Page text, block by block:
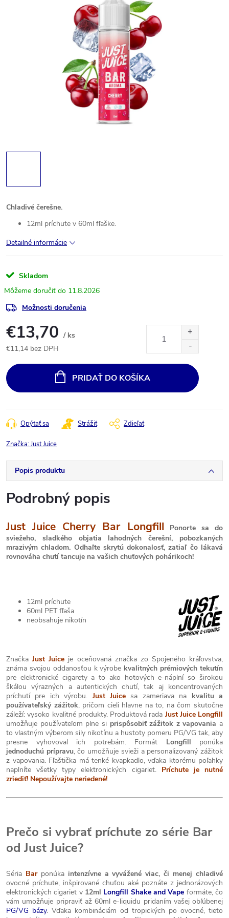
Chladivé čerešne.
12ml príchute v 60ml fľaške.
Detailné informácie
Skladom
11.8.2026
Možnosti doručenia
€13,70 / ks
€11,14 bez DPH
cena:
PRIDAŤ DO KOŠÍKA
Opýtať sa Strážiť Zdieľať
Značka:Just Juice
Popis produktu
Podrobný popis
Just Juice Cherry Bar Longfill Ponorte sa do
sviežeho, sladkého objatia lahodných čerešní, pobozkaných
mrazivým chladom. Odhaľte skrytú dokonalosť, zatiaľ čo lákavá
rovnováha chutí tancuje na vašich chuťových pohárikoch!
12ml príchute
60ml PET fľaša
neobsahuje nikotín
ZnačkaJust Juice je oceňovaná značka zo Spojeného kráľovstva,
známa svojou oddanosťou k výrobe kvalitných prémiových tekutín
pre elektronické cigarety a to ako hotových e-náplní so širokou
škálou výrazných a autentických chutí, tak aj koncentrovaných
príchutí pre ich výrobu. Just Juice sa zameriava na kvalitu a
používateľský zážitok, pričom cieli hlavne na to, na čom skutočne
záleží: vysoko kvalitné produkty. Produktová rada Just Juice Longfill
umožňuje používateľom plne si prispôsobiť zážitok z vapovania a
to vlastným výberom sily nikotínu a hustoty pomeru PG/VG tak, aby
presne vyhovoval ich potrebám. Formát Longfill ponúka
jednoduchú prípravu, čo umožňuje svieži a personalizovaný zážitok
z vapovania. Fľaštička má tenké kvapkadlo, vďaka ktorému poľahky
naplníte všetky typy elektronických cigariet. Príchute je nutné
zriediť! Nepoužívajte neriedené!
Prečo si vybrať príchute zo série Bar
od Just Juice?
Séria Barponúka intenzívne a vyvážené viac, či menej chladivé
ovocné príchute, inšpirované chuťou aké poznáte z jednorázových
elektronických cigariet v 12ml Longfill Shake and Vape formáte, čo
vám umožňuje pripraviť až 60ml e-liquidu pridaním vašej obľúbenej
PG/VG bázy. Vďaka kombináciám od tropických po ovocné, tieto